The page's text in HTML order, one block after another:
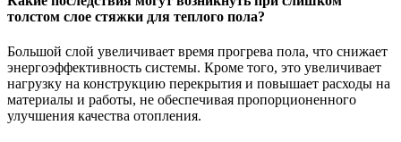
толстом слое стяжки для теплого пола?
Большой слой увеличивает время прогрева пола, что снижает
энергоэффективность системы. Кроме того, это увеличивает
нагрузку на конструкцию перекрытия и повышает расходы на
материалы и работы, не обеспечивая пропорционенного
улучшения качества отопления.